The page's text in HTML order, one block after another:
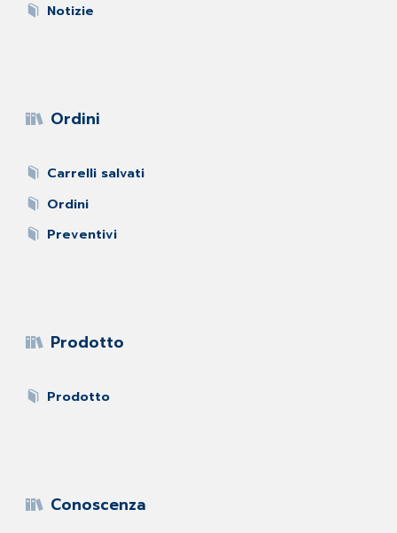
Notizie
Ordini
Carrelli salvati
Ordini
Preventivi
Prodotto
Prodotto
Conoscenza